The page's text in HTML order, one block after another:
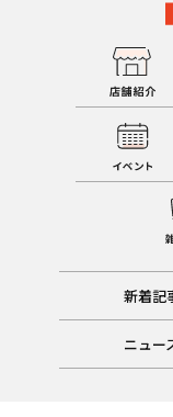
新着記
ニュー